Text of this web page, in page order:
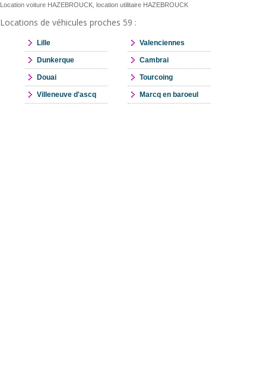
Location voiture HAZEBROUCK, location utilitaire HAZEBROUCK
Locations de véhicules proches 59 :
Lille Valenciennes
Dunkerque Cambrai
Douai Tourcoing
Villeneuve d'ascq Marcq en baroeul